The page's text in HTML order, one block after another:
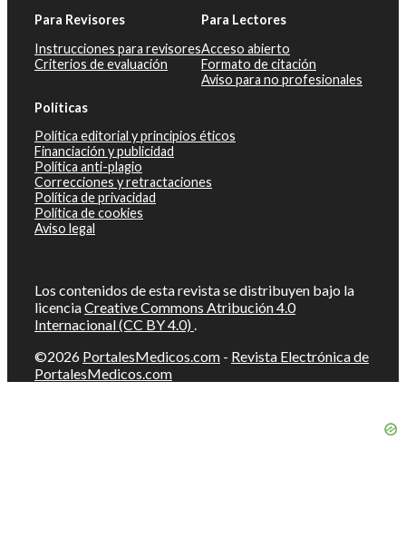
Para Revisores
Instrucciones para revisores
Criterios de evaluación
Para Lectores
Acceso abierto
Formato de citación
Aviso para no profesionales
Políticas
Política editorial y principios éticos
Financiación y publicidad
Política anti-plagio
Correcciones y retractaciones
Política de privacidad
Política de cookies
Aviso legal
Los contenidos de esta revista se distribuyen bajo la
licenciaCreative Commons Atribución 4.0
Internacional (CC BY 4.0) .
©2026 PortalesMedicos.com - Revista Electrónica de
PortalesMedicos.com